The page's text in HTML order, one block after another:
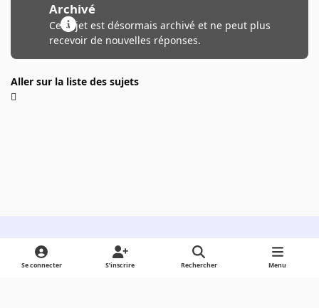
Archivé
Ce sujet est désormais archivé et ne peut plus
recevoir de nouvelles réponses.
Aller sur la liste des sujets
Light ModeDark ModeSystem Preference
Se connecter S’inscrire Rechercher Menu